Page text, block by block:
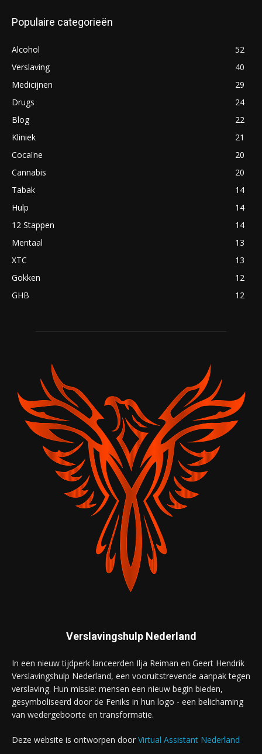
Populaire categorieën
Alcohol
52
Verslaving
40
Medicijnen
29
Drugs
24
Blog
22
Kliniek
21
Cocaïne
20
Cannabis
20
Tabak
14
Hulp
14
12 Stappen
14
Mentaal
13
XTC
13
Gokken
12
GHB
12
Verslavingshulp Nederland
In een nieuw tijdperk lanceerden Ilja Reiman en Geert Hendrik
Verslavingshulp Nederland, een vooruitstrevende aanpak tegen
verslaving. Hun missie: mensen een nieuw begin bieden,
gesymboliseerd door de Feniks in hun logo - een belichaming
van wedergeboorte en transformatie.
Deze website is ontworpen door Virtual Assistant Nederland